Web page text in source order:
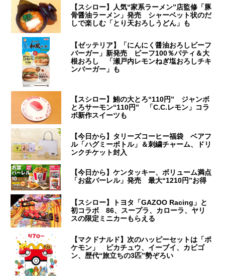
【スシロー】人気“家系ラーメン”店監修「豚
骨醤油ラーメン」発売 シャーベット状のだ
しで楽しむ「とり天おろしうどん」も
【ゼッテリア】「にんにく醤油おろしビーフ
バーガー」新発売 ビーフ100％パティ＆大
根おろし 「瀬戸内レモンねぎ塩おろしチキ
ンバーガー」も
【スシロー】鮪の大とろ“110円” ジャンボ
とろサーモン“110円” 「C.C.レモン」コラ
ボ新作スイーツも
【今日から】タリーズコーヒー福袋 ベアフ
ル「ハグミーボトル」＆刺繍チャーム、ドリ
ンクチケット封入
【今日から】ケンタッキー、ボリューム満点
「お盆バーレル」発売 最大“1210円”お得
【スシロー】トヨタ「GAZOO Racing」と
初コラボ 86、スープラ、カローラ、ヤリ
スの限定ミニカーもらえる
【マクドナルド】次のハッピーセットは「ポ
ケモン」 ピカチュウ、イーブイ、カビゴ
ン、歴代“旅立ちの3匹”勢ぞろい